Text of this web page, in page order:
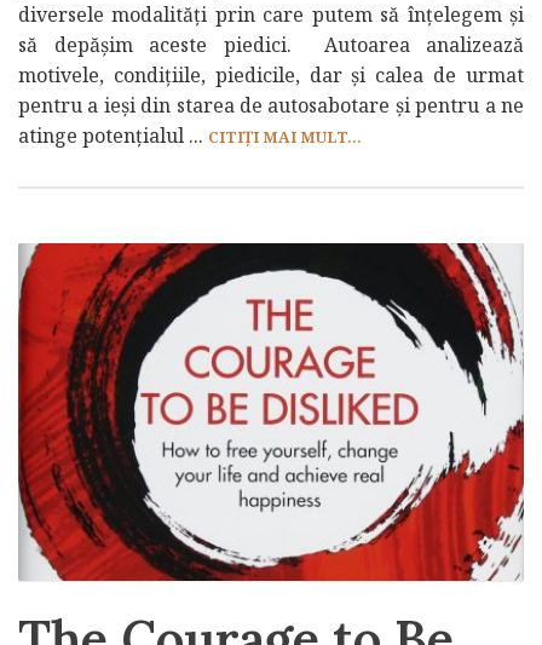
diversele modalități prin care putem să înțelegem și
să depășim aceste piedici. Autoarea analizează
motivele, condițiile, piedicile, dar și calea de urmat
pentru a ieși din starea de autosabotare și pentru a ne
atinge potențialul ... CITIȚI MAI MULT...